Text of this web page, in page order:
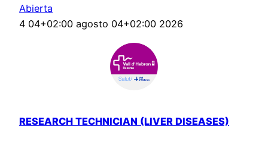
Abierta
4 04+02:00 agosto 04+02:00 2026
RESEARCH TECHNICIAN (LIVER DISEASES)